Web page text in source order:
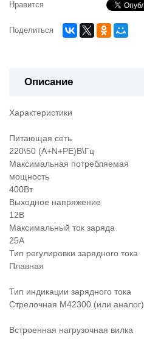
Нравится
Поделиться
Описание
Характеристики
Питающая сеть
220\50 (A+N+PE)В\Гц
Максимальная потребляемая
мощность
400Вт
Выходное напряжение
12В
Максимальный ток заряда
25А
Тип регулировки зарядного тока
Плавная
Тип индикации зарядного тока
Стрелочная М42300 (или аналог)
Встроенная нагрузочная вилка